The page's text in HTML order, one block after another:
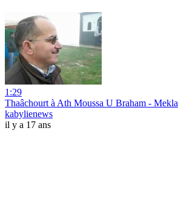
1:29
Thaâchourt à Ath Moussa U Braham - Mekla
kabylienews
il y a 17 ans